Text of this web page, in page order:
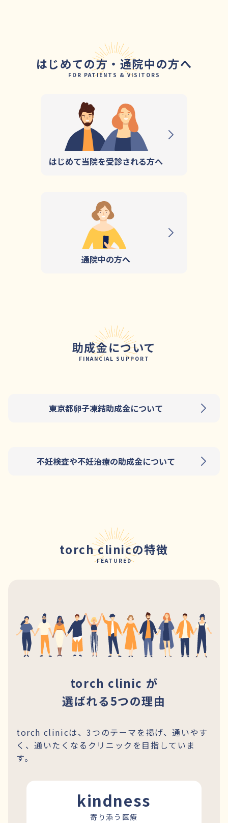
はじめての方・通院中の方へ
FOR PATIENTS & VISITORS
はじめて当院を受診される方へ
通院中の方へ
助成金について
FINANCIAL SUPPORT
東京都卵子凍結助成金について
不妊検査や不妊治療の助成金について
torch clinicの特徴
FEATURED
torch clinic が
選ばれる5つの理由
torch clinicは、3つのテーマを掲げ、通いやす
く、通いたくなるクリニックを目指していま
す。
kindness
寄り添う医療